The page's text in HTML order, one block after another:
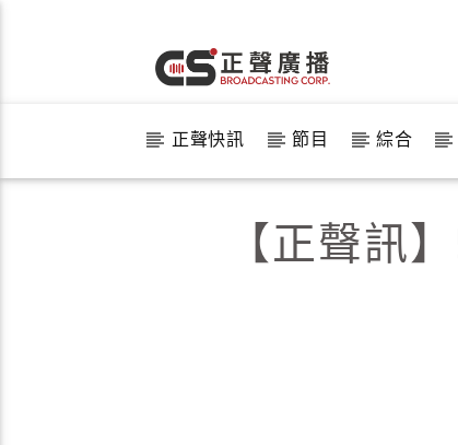
正聲快訊 節目 綜合
【正聲訊